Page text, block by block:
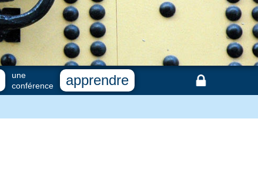
une
conférence
apprendre